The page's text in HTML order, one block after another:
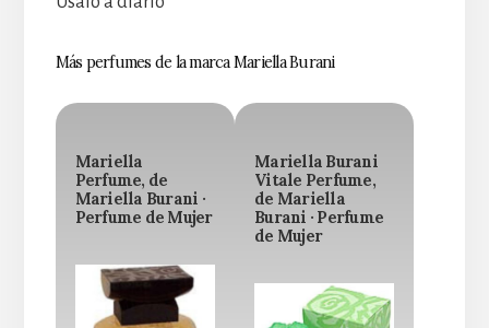
Más perfumes de la marca Mariella Burani
Mariella
Perfume, de
Mariella Burani ·
Perfume de Mujer
Mariella Burani
Vitale Perfume,
de Mariella
Burani · Perfume
de Mujer